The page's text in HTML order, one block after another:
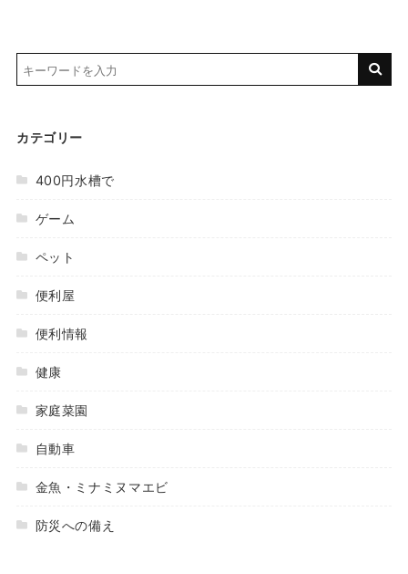
カテゴリー
400円水槽で
ゲーム
ペット
便利屋
便利情報
健康
家庭菜園
自動車
金魚・ミナミヌマエビ
防災への備え